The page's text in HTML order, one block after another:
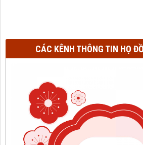
CÁC KÊNH THÔNG TIN HỌ